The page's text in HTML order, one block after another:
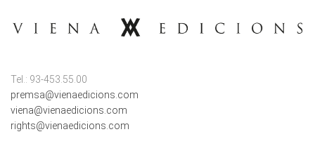
premsa@vienaedicions.com
viena@vienaedicions.com
rights@vienaedicions.com